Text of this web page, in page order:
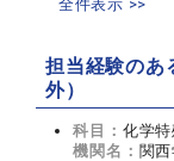
全件表示 >>
担当経験のあ
外）
科目： 化学
機関名： 関